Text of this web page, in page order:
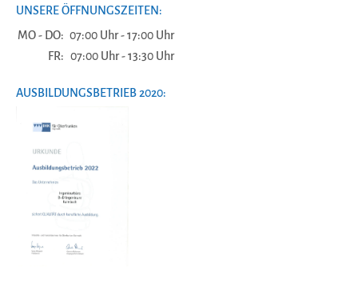
UNSERE ÖFFNUNGSZEITEN:
MO - DO: 07:00 Uhr - 17:00 Uhr
FR: 07:00 Uhr - 13:30 Uhr
AUSBILDUNGSBETRIEB 2020: